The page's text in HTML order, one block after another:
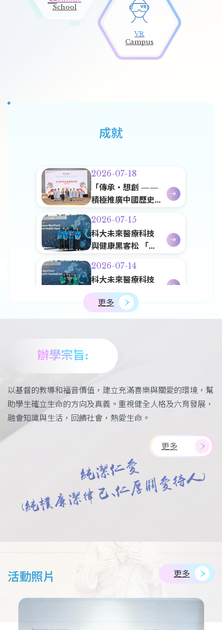
學生領袖訓練營
School
⁠VR
Campus
成就
更多
2026-07-18
「傳承・想創 ——
積極推廣中國歷史
度大獎」
2026-07-15
科大未來醫療科技
與健康黑客松 「臨
域 - 銀獎
2026-07-14
科大未來醫療科技
與健康黑客松 「預
防與公共衛生」領
2026-07-06
2025/26季軍
2026-06-18
第十六屆文裕盃全
港校際徵文大賽
2026
辦學宗旨:
以基督的教導和福音價值，建立充滿喜樂與關愛的環境，幫
助學生確立生命的方向及真義。重視健全人格及六育發展，
融會知識與生活，回饋社會，熱愛生命。
更多
活動照片 更多